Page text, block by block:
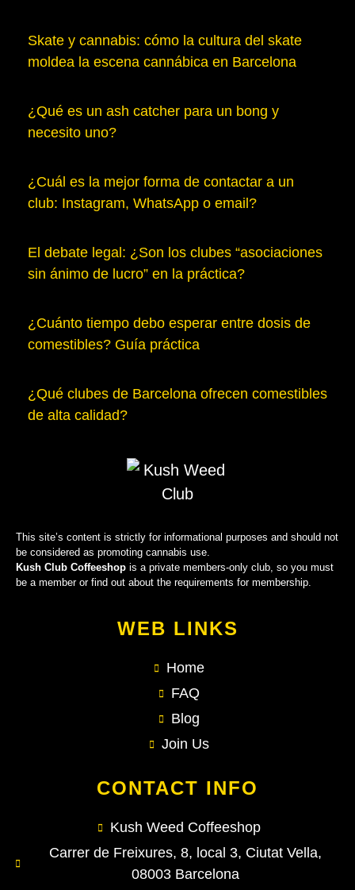
Skate y cannabis: cómo la cultura del skate
moldea la escena cannábica en Barcelona
¿Qué es un ash catcher para un bong y
necesito uno?
¿Cuál es la mejor forma de contactar a un
club: Instagram, WhatsApp o email?
El debate legal: ¿Son los clubes “asociaciones
sin ánimo de lucro” en la práctica?
¿Cuánto tiempo debo esperar entre dosis de
comestibles? Guía práctica
¿Qué clubes de Barcelona ofrecen comestibles
de alta calidad?
This site’s content is strictly for informational purposes and should not
be considered as promoting cannabis use.
Kush Club Coffeeshop is a private members-only club, so you must
be a member or find out about the requirements for membership.
WEB LINKS
Home
FAQ
Blog
Join Us
CONTACT INFO
Kush Weed Coffeeshop
Carrer de Freixures, 8, local 3, Ciutat Vella,
08003 Barcelona